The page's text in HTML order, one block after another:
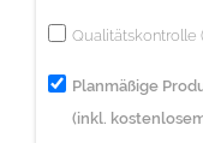
Qualitätskontrolle
Planmäßige
(inkl.